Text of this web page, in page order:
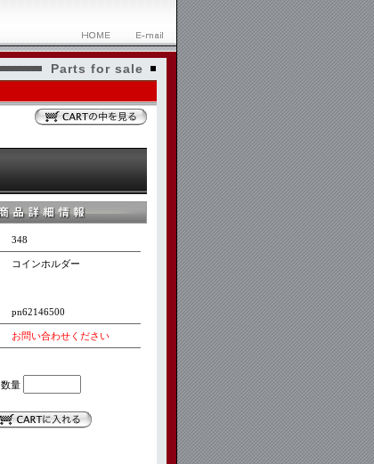
Parts for sale
348
コインホルダー
pn62146500
お問い合わせください
数量